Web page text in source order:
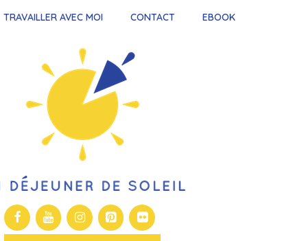
TRAVAILLER AVEC MOI CONTACT EBOOK